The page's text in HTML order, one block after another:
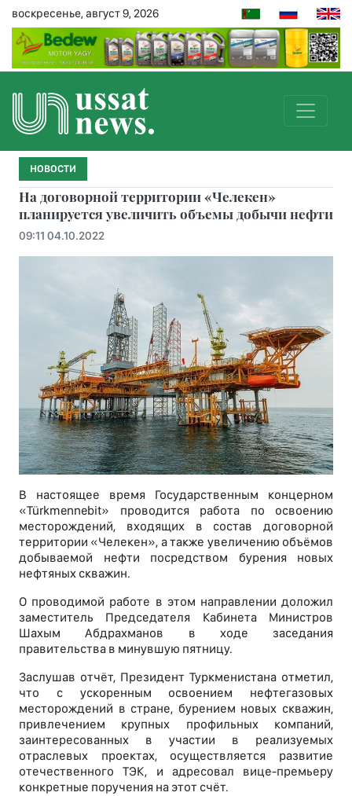
воскресенье, август 9, 2026
НОВОСТИ
На договорной территории «Челекен»
планируется увеличить объемы добычи нефти
09:11 04.10.2022
В настоящее время Государственным концерном
«Türkmennebit» проводится работа по освоению
месторождений, входящих в состав договорной
территории «Челекен», а также увеличению объёмов
добываемой нефти посредством бурения новых
нефтяных скважин.
О проводимой работе в этом направлении доложил
заместитель Председателя Кабинета Министров
Шахым Абдрахманов в ходе заседания
правительства в минувшую пятницу.
Заслушав отчёт, Президент Туркменистана отметил,
что с ускоренным освоением нефтегазовых
месторождений в стране, бурением новых скважин,
привлечением крупных профильных компаний,
заинтересованных в участии в реализуемых
отраслевых проектах, осуществляется развитие
отечественного ТЭК, и адресовал вице-премьеру
конкретные поручения на этот счёт.